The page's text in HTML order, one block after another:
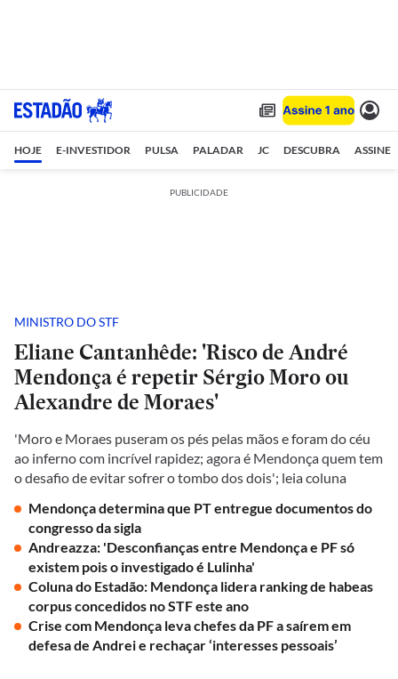
HOJE E-INVESTIDOR PULSA PALADAR JC DESCUBRA ASSINE
PUBLICIDADE
MINISTRO DO STF
Eliane Cantanhêde: 'Risco de André
Mendonça é repetir Sérgio Moro ou
Alexandre de Moraes'
'Moro e Moraes puseram os pés pelas mãos e foram do céu
ao inferno com incrível rapidez; agora é Mendonça quem tem
o desafio de evitar sofrer o tombo dos dois'; leia coluna
Mendonça determina que PT entregue documentos do
congresso da sigla
Andreazza: 'Desconfianças entre Mendonça e PF só
existem pois o investigado é Lulinha'
Coluna do Estadão: Mendonça lidera ranking de habeas
corpus concedidos no STF este ano
Crise com Mendonça leva chefes da PF a saírem em
defesa de Andrei e rechaçar ‘interesses pessoais’